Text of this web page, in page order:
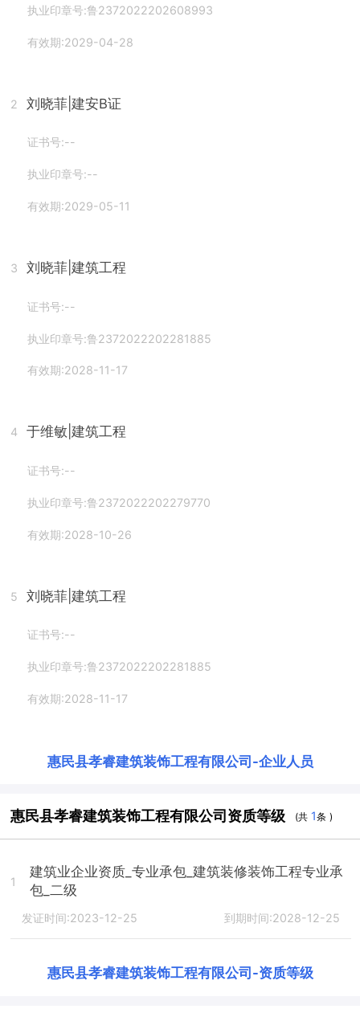
执业印章号:鲁2372022202608993
有效期:2029-04-28
2 刘晓菲 |建安B证
证书号:--
执业印章号:--
有效期:2029-05-11
3 刘晓菲 |建筑工程
证书号:--
执业印章号:鲁2372022202281885
有效期:2028-11-17
4 于维敏 |建筑工程
证书号:--
执业印章号:鲁2372022202279770
有效期:2028-10-26
5 刘晓菲 |建筑工程
证书号:--
执业印章号:鲁2372022202281885
有效期:2028-11-17
惠民县孝睿建筑装饰工程有限公司 -企业人员
惠民县孝睿建筑装饰工程有限公司资质等级 (共 1条 )
1
建筑业企业资质_专业承包_建筑装修装饰工程专业承
包_二级
发证时间:2023-12-25 到期时间:2028-12-25
惠民县孝睿建筑装饰工程有限公司 -资质等级